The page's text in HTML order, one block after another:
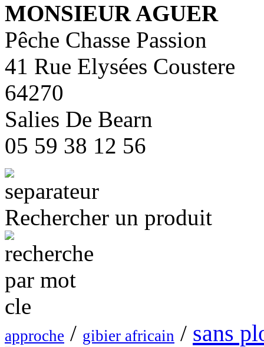
MONSIEUR AGUER
Pêche Chasse Passion
41 Rue Elysées Coustere
64270
Salies De Bearn
05 59 38 12 56
Rechercher un produit
approche / gibier africain / sans